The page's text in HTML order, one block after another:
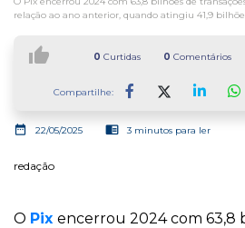
relação ao ano anterior, quando atingiu 41,9
thumb_up 0 Curtidas 0 Comentários
Compartilhe:
date_range 22/05/2025 chrome_reader_mode 3 minutos para ler
redação
O Pix encerrou 2024 com 63,8